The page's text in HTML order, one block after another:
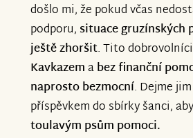
došlo mi, že pokud včas
podporu,situace gruzínských
ještě zhoršit. Tito
Kavkazemabez finanční
naprosto bezmocní. Dejme
příspěvkem do sbírky šanci,
toulavým psům pomoci.